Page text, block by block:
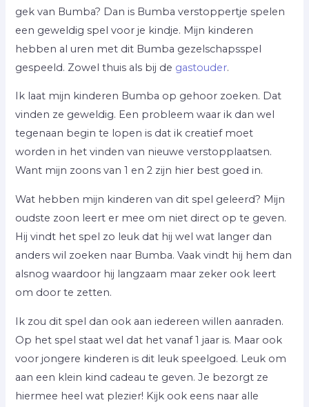
gek van Bumba? Dan is Bumba verstoppertje spelen
een geweldig spel voor je kindje. Mijn kinderen
hebben al uren met dit Bumba gezelschapsspel
gespeeld. Zowel thuis als bij de gastouder.
Ik laat mijn kinderen Bumba op gehoor zoeken. Dat
vinden ze geweldig. Een probleem waar ik dan wel
tegenaan begin te lopen is dat ik creatief moet
worden in het vinden van nieuwe verstopplaatsen.
Want mijn zoons van 1 en 2 zijn hier best goed in.
Wat hebben mijn kinderen van dit spel geleerd? Mijn
oudste zoon leert er mee om niet direct op te geven.
Hij vindt het spel zo leuk dat hij wel wat langer dan
anders wil zoeken naar Bumba. Vaak vindt hij hem dan
alsnog waardoor hij langzaam maar zeker ook leert
om door te zetten.
Ik zou dit spel dan ook aan iedereen willen aanraden.
Op het spel staat wel dat het vanaf 1 jaar is. Maar ook
voor jongere kinderen is dit leuk speelgoed. Leuk om
aan een klein kind cadeau te geven. Je bezorgt ze
hiermee heel wat plezier! Kijk ook eens naar alle